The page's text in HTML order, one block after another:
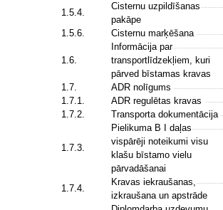
1.5.4.
Cisternu uzpildīšanas
pakāpe
1.5.6.
Cisternu marķēšana
1.6.
Informācija par
transportlīdzekļiem, kuri
pārved bīstamas kravas
1.7. ADR nolīgums
1.7.1.
ADR regulētas kravas
1.7.2.
Transporta dokumentācija
1.7.3.
Pielikuma B I daļas
vispārēji noteikumi visu
klašu bīstamo vielu
pārvadāšanai
1.7.4.
Kravas iekraušanas,
izkraušana un apstrāde